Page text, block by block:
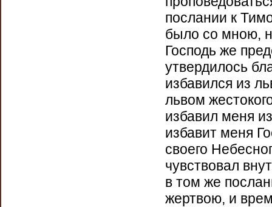
послании к
было со мною,
Господь же
утвердилось
избавился из
львом
избавил меня
избавит меня
своего
чувствовал
в том же
жертвою, и